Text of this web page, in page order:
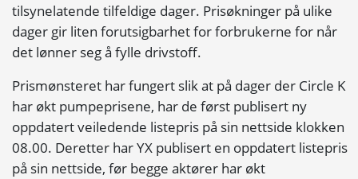
tilsynelatende tilfeldige dager. Prisøkninger på ulike
dager gir liten forutsigbarhet for forbrukerne for når
det lønner seg å fylle drivstoff.
Prismønsteret har fungert slik at på dager der Circle K
har økt pumpeprisene, har de først publisert ny
oppdatert veiledende listepris på sin nettside klokken
08.00. Deretter har YX publisert en oppdatert listepris
på sin nettside, før begge aktører har økt